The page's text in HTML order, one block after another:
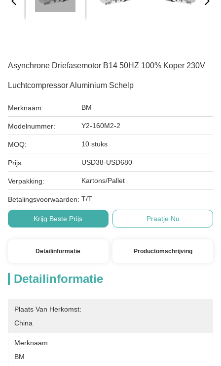
Asynchrone Driefasemotor B14 50HZ 100% Koper 230V
Luchtcompressor Aluminium Schelp
Merknaam: BM
Modelnummer: Y2-160M2-2
MOQ: 10 stuks
Prijs: USD38-USD680
Verpakking: Kartons/Pallet
Betalingsvoorwaarden: T/T
Krijg Beste Prijs Praatje Nu
Detailinformatie Productomschrijving
Detailinformatie
Plaats Van Herkomst:
China
Merknaam:
BM